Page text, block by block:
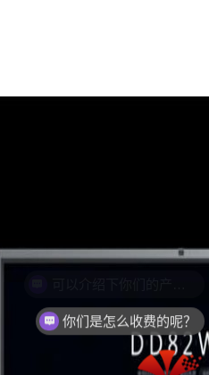
你们是怎么收费的呢？